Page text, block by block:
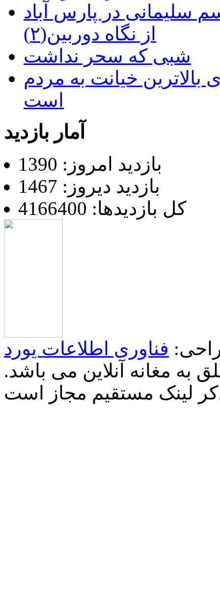
سلیمانی در پارس آباد
از نگاه دوربین(۲)
شبی که سحر نداشت
خیانت به مردم
است
آمار بازدید
بازدید امروز: 1390
بازدید دیروز: 1467
کل بازدیدها: 4166400
فناوری اطلاعات یورد
به مغانه آنلاین می باشد.